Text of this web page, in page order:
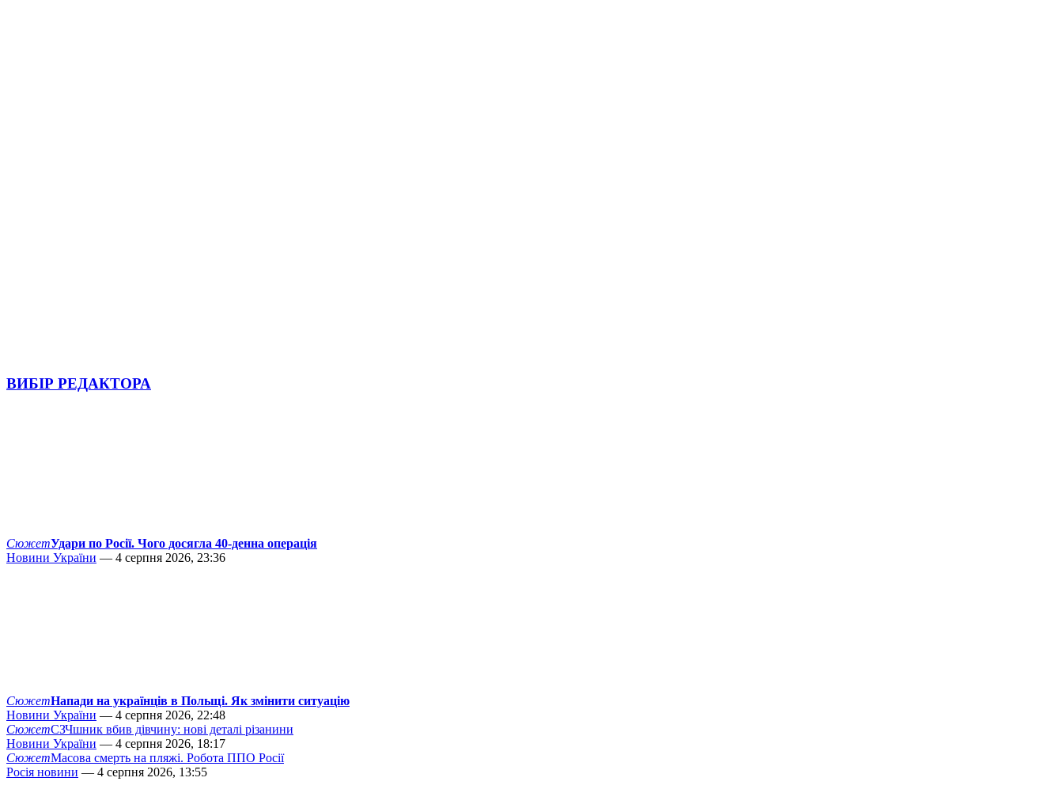
ВИБІР РЕДАКТОРА
СюжетУдари по Росії. Чого досягла 40-денна операція
Новини України — 4 серпня 2026, 23:36
СюжетНапади на українців в Польщі. Як змінити ситуацію
Новини України — 4 серпня 2026, 22:48
СюжетСЗЧшник вбив дівчину: нові деталі різанини
Новини України — 4 серпня 2026, 18:17
СюжетМасова смерть на пляжі. Робота ППО Росії
Росія новини — 4 серпня 2026, 13:55